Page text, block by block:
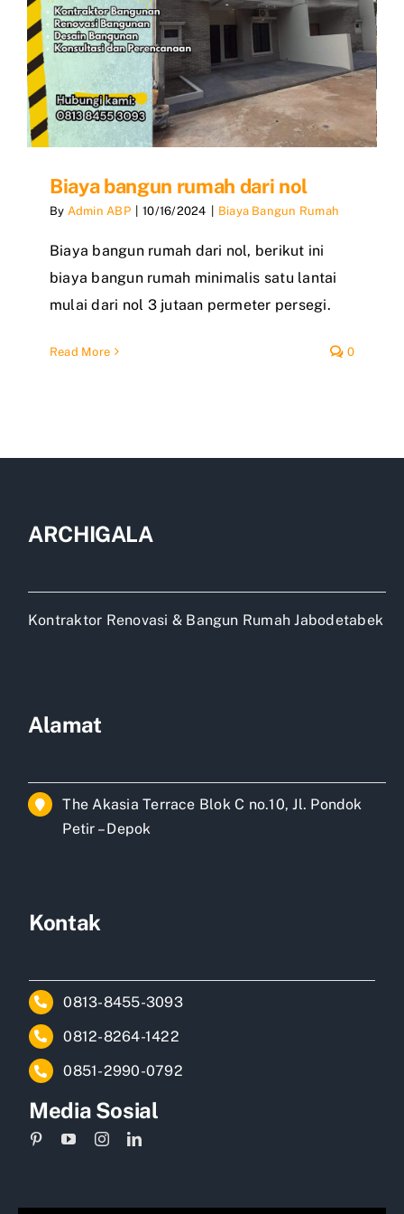
Biaya bangun rumah dari nol
By Admin ABP | 10/16/2024 | Biaya Bangun Rumah
Biaya bangun rumah dari nol, berikut ini
biaya bangun rumah minimalis satu lantai
mulai dari nol 3 jutaan permeter persegi.
Read More 0
ARCHIGALA
Kontraktor Renovasi & Bangun Rumah Jabodetabek
Alamat
The Akasia Terrace Blok C no.10, Jl. Pondok
Petir – Depok
Kontak
0813-8455-3093
0812-8264-1422
0851-2990-0792
Media Sosial